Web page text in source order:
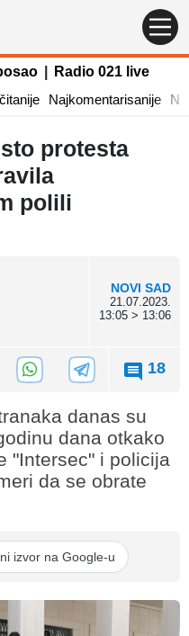
Radio 021 live
Najkomentarisanije
protesta
polili
NOVI SAD
21.07.2023.
13:05 > 13:06
18
danas su
dana otkako
"Intersec" i policija
da se obrate
izvor na Google-u